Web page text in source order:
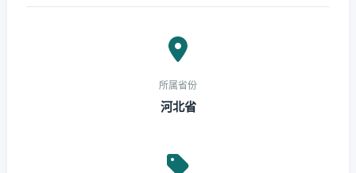
所属省份
河北省